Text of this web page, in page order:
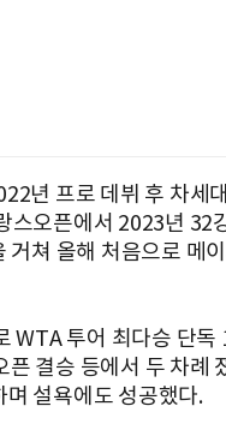
년 프로 데뷔 후 차세
스오픈에서 2023년 32
거쳐 올해 처음으로 메
WTA 투어 최다승 단독
픈 결승 등에서 두 차례
며 설욕에도 성공했다.